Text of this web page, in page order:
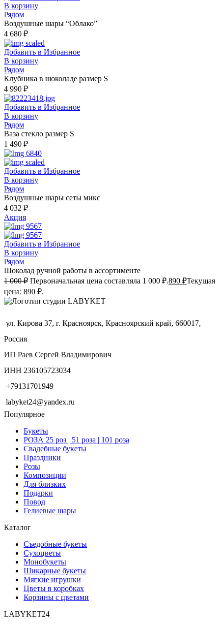
В корзину
Рядом
Воздушные шары “Облако”
4 680 ₽
Добавить в Избранное
В корзину
Рядом
Клубника в шоколаде размер S
4 990 ₽
Добавить в Избранное
В корзину
Рядом
Ваза стекло размер S
1 490 ₽
Добавить в Избранное
В корзину
Рядом
Воздушные шары сеты микс
4 032 ₽
Акция
Добавить в Избранное
В корзину
Рядом
Шоколад ручной работы в ассортименте
1 000₽ Первоначальная цена составляла 1 000 ₽.890 ₽Текущая
цена: 890 ₽.
ул. Кирова 37, г. Красноярск, Красноярский край, 660017,
Россия
ИП Раев Сергей Владимирович
ИНН 236105723034
+79131701949
labyket24@yandex.ru
Популярное
Букеты
РОЗА 25 роз | 51 роза | 101 роза
Свадебные букеты
Праздники
Розы
Композиции
Для близких
Подарки
Повод
Гелиевые шары
Каталог
Съедобные букеты
Сухоцветы
Монобукеты
Шикарные букеты
Мягкие игрушки
Цветы в коробках
Корзины с цветами
LABYKET24